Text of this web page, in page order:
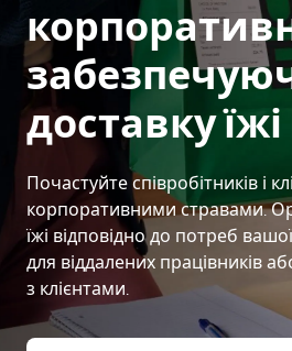
доставку їжі
Почастуйте співробітників і
корпоративними стравами.
їжі відповідно до потреб
для віддалених працівників
з клієнтами.